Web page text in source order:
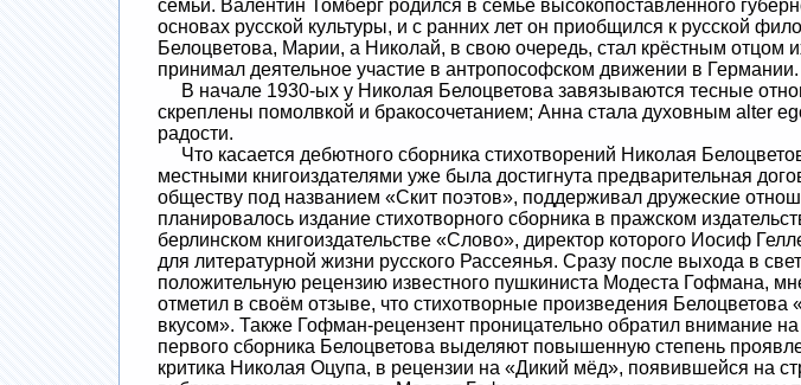
семьи. Валентин Томберг родился в семье высокопоставленного
основах русской культуры, и с ранних лет он приобщился к русской
Белоцветова, Марии, а Николай, в свою очередь, стал крёстным отцом
принимал деятельное участие в антропософском движении в Германии.
В начале 1930-ых у Николая Белоцветова завязываются тесные
скреплены помолвкой и бракосочетанием; Анна стала духовным alter
радости.
Что касается дебютного сборника стихотворений Николая
местными книгоиздателями уже была достигнута предварительная
обществу под названием «Скит поэтов», поддерживал дружеские
планировалось издание стихотворного сборника в пражском
берлинском книгоиздательстве «Слово», директор которого Иосиф
для литературной жизни русского Рассеянья. Сразу после выхода в
положительную рецензию известного пушкиниста Модеста Гофмана,
отметил в своём отзыве, что стихотворные произведения
вкусом». Также Гофман-рецензент проницательно обратил внимание
первого сборника Белоцветова выделяют повышенную степень
критика Николая Оцупа, в рецензии на «Дикий мёд», появившейся на